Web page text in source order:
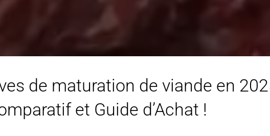
de maturation de viande en
et Guide d’Achat !